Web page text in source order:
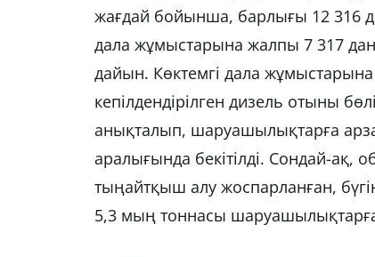
жағдай бойынша, барлығы 12 316
дала жұмыстарына жалпы 7 317
дайын. Көктемгі дала
кепілдендірілген дизель отыны
анықталып, шаруашылықтарға
аралығында бекітілді. Сондай-
тыңайтқыш алу жоспарланған,
5,3 мың тоннасы шаруашылықтарға